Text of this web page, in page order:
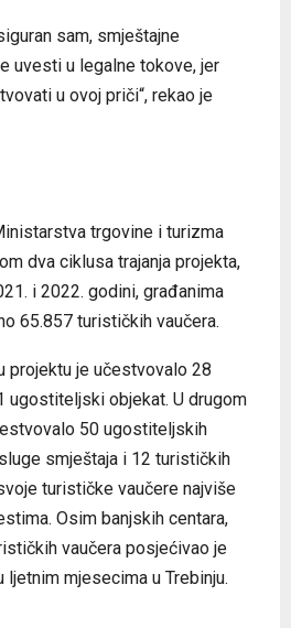
sam, smještajne
uvesti u legalne tokove, jer
u ovoj priči“, rekao je
trgovine i turizma
dva ciklusa trajanja projekta,
i 2022. godini, građanima
65.857 turističkih vaučera.
projektu je učestvovalo 28
ugostiteljski objekat. U drugom
50 ugostiteljskih
smještaja i 12 turističkih
turističke vaučere najviše
Osim banjskih centara,
vaučera posjećivao je
ljetnim mjesecima u Trebinju.